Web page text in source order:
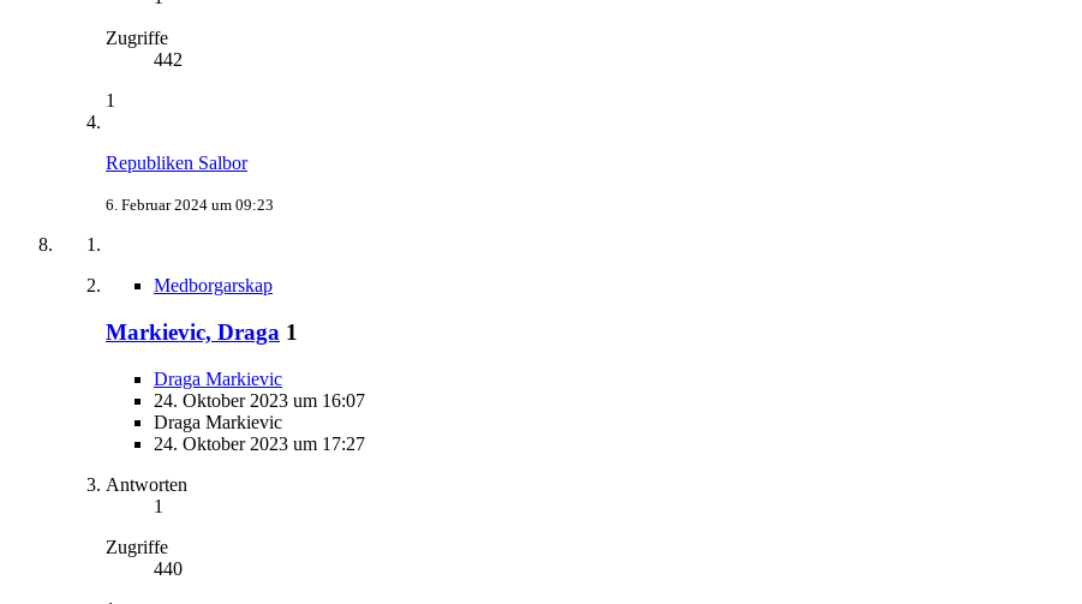
Zugriffe
442
1
Republiken Salbor
6. Februar 2024 um 09:23
Medborgarskap
Markievic, Draga 1
Draga Markievic
24. Oktober 2023 um 16:07
Draga Markievic
24. Oktober 2023 um 17:27
Antworten
1
Zugriffe
440